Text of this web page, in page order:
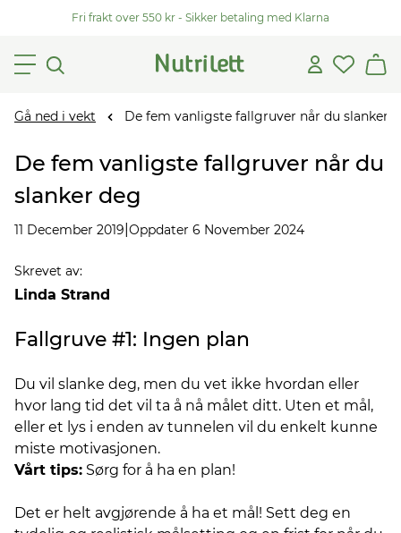
Fri frakt over 550 kr - Sikker betaling med Klarna
Gå ned i vekt De fem vanligste fallgruver når du slanker
De fem vanligste fallgruver når du
slanker deg
11 December 2019 Oppdater 6 November 2024
Skrevet av:
Linda Strand
Fallgruve #1: Ingen plan
Du vil slanke deg, men du vet ikke hvordan eller
hvor lang tid det vil ta å nå målet ditt. Uten et mål,
eller et lys i enden av tunnelen vil du enkelt kunne
miste motivasjonen.
Vårt tips: Sørg for å ha en plan!
Det er helt avgjørende å ha et mål! Sett deg en